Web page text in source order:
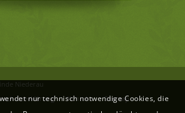
Niederau
Kontakt Sitemap
nur technisch notwendige Cookies, die